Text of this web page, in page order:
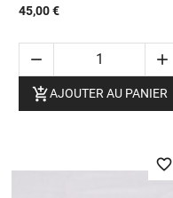
45,00 €


AJOUTER AU PANIER
favorite_border